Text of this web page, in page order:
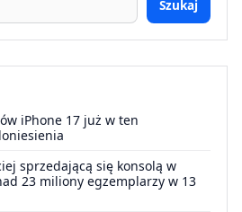
Szukaj
iPhone 17 już w ten
sprzedającą się konsolą w
23 miliony egzemplarzy w 13